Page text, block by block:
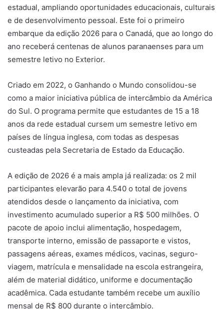
estadual, ampliando oportunidades educacionais, culturais
e de desenvolvimento pessoal. Este foi o primeiro
embarque da edição 2026 para o Canadá, que ao longo do
ano receberá centenas de alunos paranaenses para um
semestre letivo no Exterior.
Criado em 2022, o Ganhando o Mundo consolidou-se
como a maior iniciativa pública de intercâmbio da América
do Sul. O programa permite que estudantes de 15 a 18
anos da rede estadual cursem um semestre letivo em
países de língua inglesa, com todas as despesas
custeadas pela Secretaria de Estado da Educação.
A edição de 2026 é a mais ampla já realizada: os 2 mil
participantes elevarão para 4.540 o total de jovens
atendidos desde o lançamento da iniciativa, com
investimento acumulado superior a R$ 500 milhões. O
pacote de apoio inclui alimentação, hospedagem,
transporte interno, emissão de passaporte e vistos,
passagens aéreas, exames médicos, vacinas, seguro-
viagem, matrícula e mensalidade na escola estrangeira,
além de material didático, uniforme e documentação
acadêmica. Cada estudante também recebe um auxílio
mensal de R$ 800 durante o intercâmbio.